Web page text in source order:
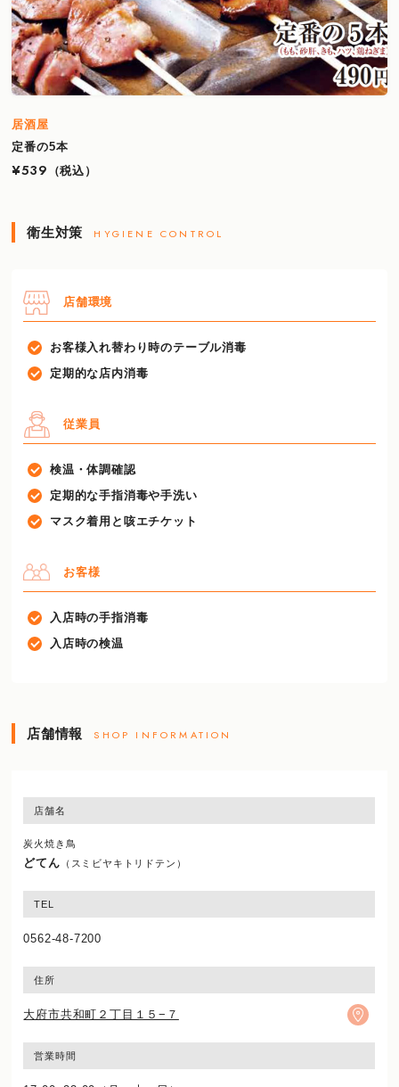
居酒屋
定番の5本
¥539
（税込）
衛生対策 HYGIENE CONTROL
店舗環境
お客様入れ替わり時のテーブル消毒
定期的な店内消毒
従業員
検温・体調確認
定期的な手指消毒や手洗い
マスク着用と咳エチケット
お客様
入店時の手指消毒
入店時の検温
店舗情報 SHOP INFORMATION
店舗名
炭火焼き鳥
どてん （スミビヤキトリドテン）
TEL
0562-48-7200
住所
大府市共和町２丁目１５−７
営業時間